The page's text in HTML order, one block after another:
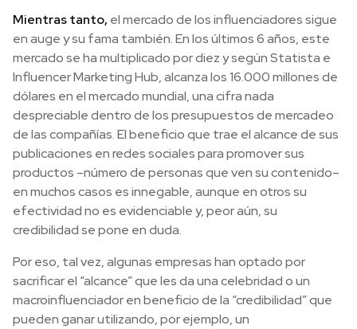
Mientras tanto, el mercado de los influenciadores sigue
en auge y su fama también. En los últimos 6 años, este
mercado se ha multiplicado por diez y según Statista e
Influencer Marketing Hub, alcanza los 16.000 millones de
dólares en el mercado mundial, una cifra nada
despreciable dentro de los presupuestos de mercadeo
de las compañías. El beneficio que trae el alcance de sus
publicaciones en redes sociales para promover sus
productos –número de personas que ven su contenido–
en muchos casos es innegable, aunque en otros su
efectividad no es evidenciable y, peor aún, su
credibilidad se pone en duda.
Por eso, tal vez, algunas empresas han optado por
sacrificar el “alcance” que les da una celebridad o un
macroinfluenciador en beneficio de la “credibilidad” que
pueden ganar utilizando, por ejemplo, un